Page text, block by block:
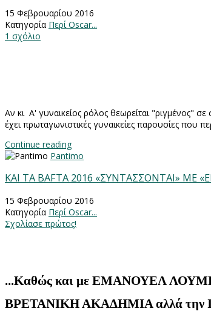
15 Φεβρουαρίου 2016
Κατηγορία Περί Oscar...
1 σχόλιο
Αν κι Α' γυναικείος ρόλος θεωρείται "ριγμένος"
έχει πρωταγωνιστικές γυναικείες παρουσίες που
Continue reading
Pantimo
ΚΑΙ ΤΑ BAFTA 2016 «ΣΥΝΤΑΣΣΟΝΤΑΙ» ΜΕ
15 Φεβρουαρίου 2016
Κατηγορία Περί Oscar...
Σχολίασε πρώτος!
...Καθώς και με ΕΜΑΝΟΥΕΛ
ΒΡΕΤΑΝΙΚΗ ΑΚΑΔΗΜΙΑ αλλά την